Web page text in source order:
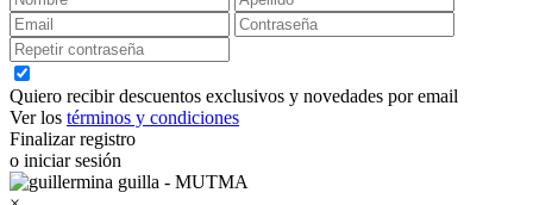
Quiero recibir descuentos exclusivos y novedades por email
Ver los términos y condiciones
Finalizar registro
o iniciar sesión